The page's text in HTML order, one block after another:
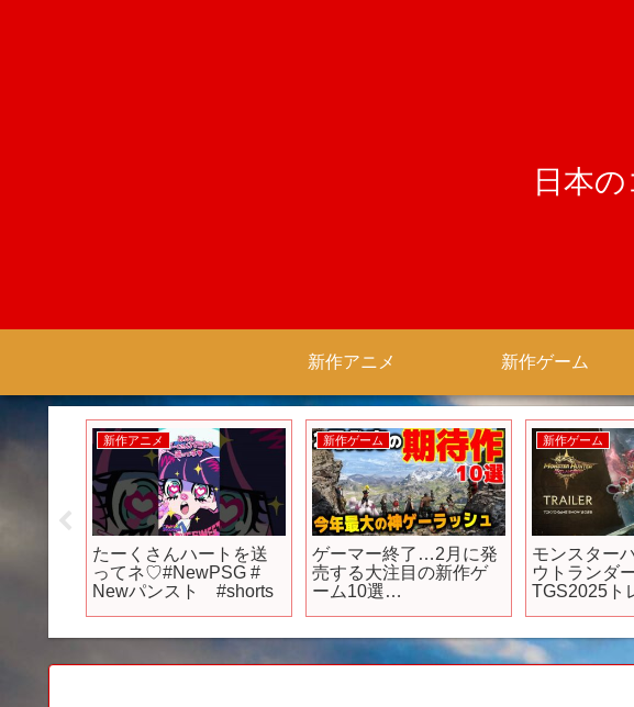
日本
新作アニメ 新作ゲーム
新作アニメ
たーくさんハートを送
ってネ♡#NewPSG #
Newパンスト #shorts
新作ゲーム
ゲーマー終了…2月に発
売する大注目の新作ゲ
ーム10選
新作ゲーム
モンスター
ウトランダ
TGS2025ト